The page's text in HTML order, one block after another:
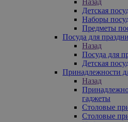
Детская
Наборы
Предметы
Посуда для
Назад
Посуда для
Детская
Принадлежности
Назад
гаджеты
Столовые
Столовые